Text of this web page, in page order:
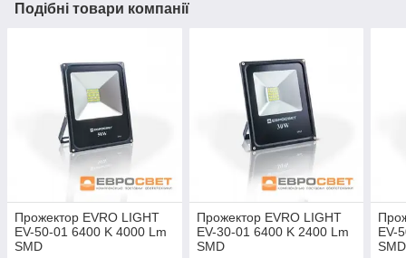
Подібні товари компанії
Прожектор EVRO LIGHT
EV-50-01 6400 K 4000 Lm
SMD
Прожектор EVRO LIGHT
EV-30-01 6400 K 2400 Lm
SMD
EV-
SMD